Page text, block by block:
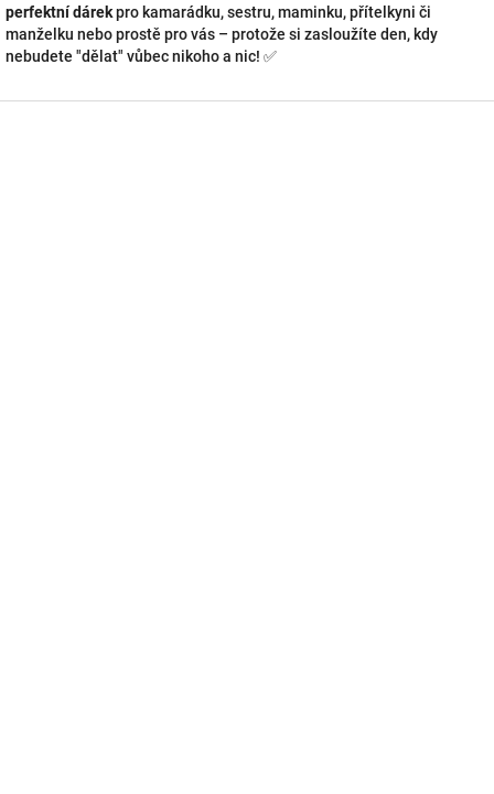
perfektní dárekpro kamarádku, sestru, maminku, přítelkyni či
manželku nebo prostě pro vás – protože si zasloužíte den, kdy
nebudete "dělat" vůbec nikoho a nic! ✅